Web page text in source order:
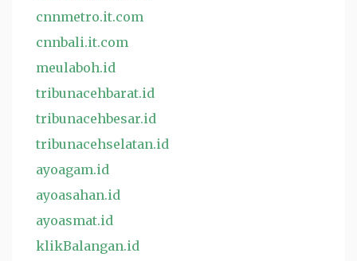
cnnmetro.it.com
cnnbali.it.com
meulaboh.id
tribunacehbarat.id
tribunacehbesar.id
tribunacehselatan.id
ayoagam.id
ayoasahan.id
ayoasmat.id
klikBalangan.id